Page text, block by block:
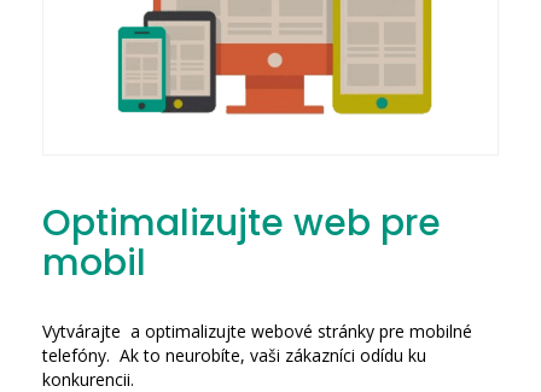
Optimalizujte web pre
mobil
Vytvárajte a optimalizujte webové stránky pre mobilné
telefóny. Ak to neurobíte, vaši zákazníci odídu ku
konkurencii.